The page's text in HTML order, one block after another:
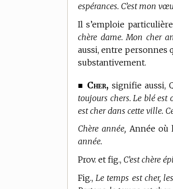
espérances. C’est mon
Il s’emploie
chère dame. Mon cher
aussi, entre personnes
substantivement.
■ Cher, signifie aussi,
toujours chers. Le blé est
est cher dans cette ville.
Chère année, Année où
année.
Prov. et fig., C’est chère
Fig., Le temps est cher,